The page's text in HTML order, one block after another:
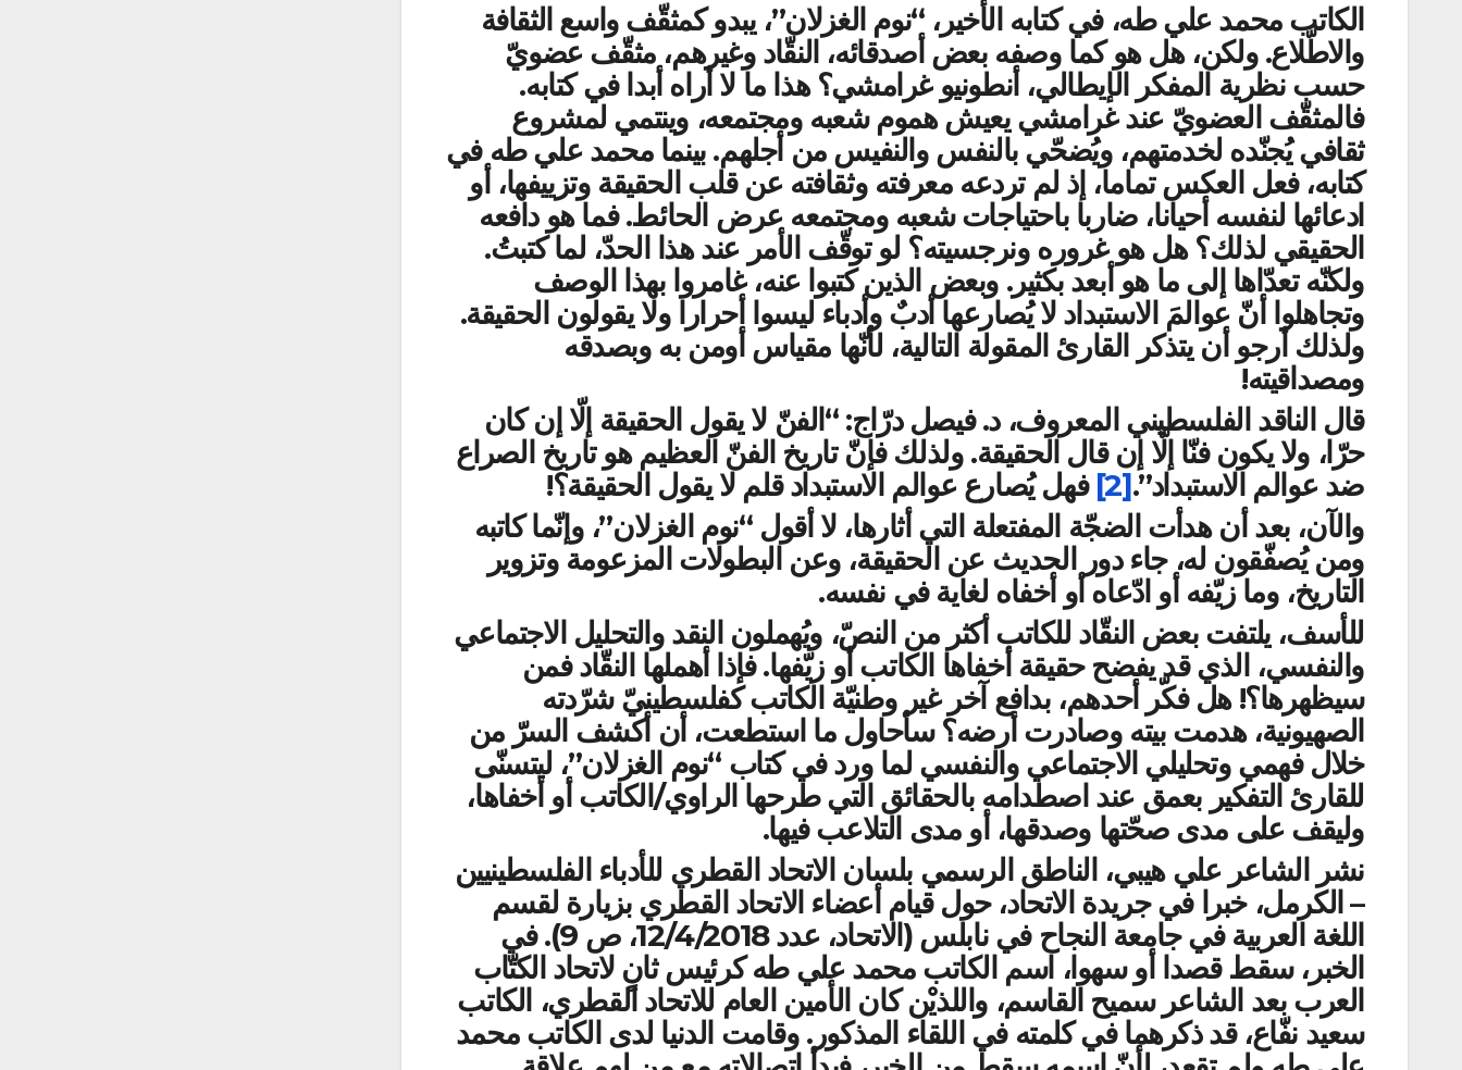
الكاتب محمد علي طه، في كتابه الأخير، “نوم الغزلان”، يبدو كمثقّف واسع الثقافة
والاطّلاع. ولكن، هل هو كما وصفه بعض أصدقائه، النقّاد وغيرهم، مثقّف عضويّ
حسب نظرية المفكر الإيطالي، أنطونيو غرامشي؟ هذا ما لا أراه أبدا في كتابه.
فالمثقّف العضويّ عند غرامشي يعيش هموم شعبه ومجتمعه، وينتمي لمشروع
ثقافي يُجنّده لخدمتهم، ويُضحّي بالنفس والنفيس من أجلهم. بينما محمد علي طه في
كتابه، فعل العكس تماما، إذ لم تردعه معرفته وثقافته عن قلب الحقيقة وتزييفها، أو
ادعائها لنفسه أحيانا، ضاربا باحتياجات شعبه ومجتمعه عرض الحائط. فما هو دافعه
الحقيقي لذلك؟ هل هو غروره ونرجسيته؟ لو توقّف الأمر عند هذا الحدّ، لما كتبتُ.
ولكنّه تعدّاها إلى ما هو أبعد بكثير. وبعض الذين كتبوا عنه، غامروا بهذا الوصف
وتجاهلوا أنّ عوالمَ الاستبداد لا يُصارعها أدبٌ وأدباء ليسوا أحرارا ولا يقولون الحقيقة.
ولذلك أرجو أن يتذكر القارئ المقولة التالية، لأنّها مقياس أومن به وبصدقه
ومصداقيته!
قال الناقد الفلسطيني المعروف، د. فيصل درّاج: “الفنّ لا يقول الحقيقة إلّا إن كان
حرّا، ولا يكون فنّا إلّا إن قال الحقيقة. ولذلك فإنّ تاريخ الفنّ العظيم هو تاريخ الصراع
ضد عوالم الاستبداد”.[2]
فهل يُصارع عوالم الاستبداد قلم لا يقول الحقيقة؟!
والآن، بعد أن هدأت الضجّة المفتعلة التي أثارها، لا أقول “نوم الغزلان”، وإنّما كاتبه
ومن يُصفّقون له، جاء دور الحديث عن الحقيقة، وعن البطولات المزعومة وتزوير
التاريخ، وما زيّفه أو ادّعاه أو أخفاه لغاية في نفسه.
للأسف، يلتفت بعض النقّاد للكاتب أكثر من النصّ، ويُهملون النقد والتحليل الاجتماعي
والنفسي، الذي قد يفضح حقيقة أخفاها الكاتب أو زيّفها. فإذا أهملها النقّاد فمن
سيظهرها؟! هل فكّر أحدهم، بدافع آخر غير وطنيّة الكاتب كفلسطينيّ شرّدته
الصهيونية، هدمت بيته وصادرت أرضه؟ سأحاول ما استطعت، أن أكشف السرّ من
خلال فهمي وتحليلي الاجتماعي والنفسي لما ورد في كتاب “نوم الغزلان”، ليتسنّى
للقارئ التفكير بعمق عند اصطدامه بالحقائق التي طرحها الراوي/الكاتب أو أخفاها،
وليقف على مدى صحّتها وصدقها، أو مدى التلاعب فيها.
نشر الشاعر علي هيبي، الناطق الرسمي بلسان الاتحاد القطري للأدباء الفلسطينيين
– الكرمل، خبرا في جريدة الاتحاد، حول قيام أعضاء الاتحاد القطري بزيارة لقسم
اللغة العربية في جامعة النجاح في نابلس (الاتحاد، عدد 12/4/2018، ص 9). في
الخبر، سقط قصدا أو سهوا، اسم الكاتب محمد علي طه كرئيس ثانٍ لاتحاد الكتّاب
العرب بعد الشاعر سميح القاسم، واللذيْن كان الأمين العام للاتحاد القطري، الكاتب
سعيد نفّاع، قد ذكرهما في كلمته في اللقاء المذكور. وقامت الدنيا لدى الكاتب محمد